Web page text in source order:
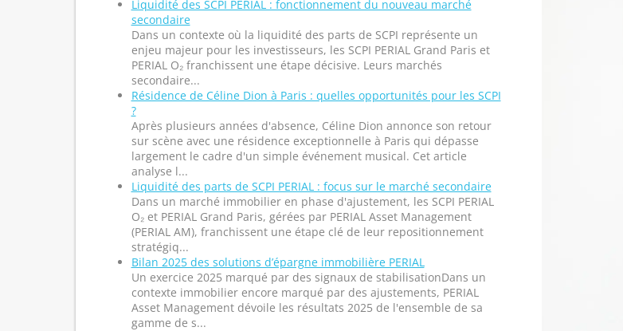
Liquidité des SCPI PERIAL : fonctionnement du nouveau marché
secondaire
Dans un contexte où la liquidité des parts de SCPI représente un
enjeu majeur pour les investisseurs, les SCPI PERIAL Grand Paris et
PERIAL O₂ franchissent une étape décisive. Leurs marchés
secondaire...
Résidence de Céline Dion à Paris : quelles opportunités pour les SCPI
?
Après plusieurs années d'absence, Céline Dion annonce son retour
sur scène avec une résidence exceptionnelle à Paris qui dépasse
largement le cadre d'un simple événement musical. Cet article
analyse l...
Liquidité des parts de SCPI PERIAL : focus sur le marché secondaire
Dans un marché immobilier en phase d'ajustement, les SCPI PERIAL
O₂ et PERIAL Grand Paris, gérées par PERIAL Asset Management
(PERIAL AM), franchissent une étape clé de leur repositionnement
stratégiq...
Bilan 2025 des solutions d’épargne immobilière PERIAL
Un exercice 2025 marqué par des signaux de stabilisationDans un
contexte immobilier encore marqué par des ajustements, PERIAL
Asset Management dévoile les résultats 2025 de l'ensemble de sa
gamme de s...